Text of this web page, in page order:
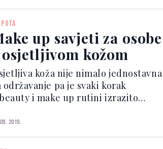
balonere, kožne jakne,
blejzere traperice i ostale
z...up savjeti za osobe
osjetljivom kožom
koža nije nimalo jednostavna
održavanje pa je svaki korak
i make up rutini izrazito
na kvalitetne proizvode iz
linije, toliko treba staviti
2019.